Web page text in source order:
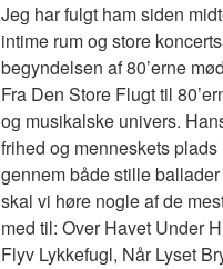
Jeg har fulgt ham siden
intime rum og store
begyndelsen af 80’erne
Fra Den Store Flugt til
og musikalske univers.
frihed og menneskets
gennem både stille
skal vi høre nogle af de
med til: Over Havet Under
Flyv Lykkefugl, Når Lyset